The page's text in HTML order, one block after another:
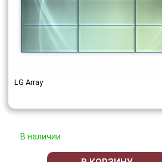
LG Array
В наличии